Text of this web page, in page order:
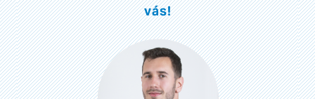
vás!